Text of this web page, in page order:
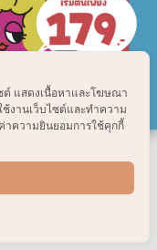
ต์ แสดงเนื้อหาและโฆษณา
ช้งานเว็บไซต์และทำความ
าความยินยอมการใช้คุกกี้